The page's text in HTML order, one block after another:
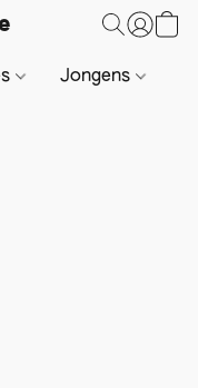
Jongens